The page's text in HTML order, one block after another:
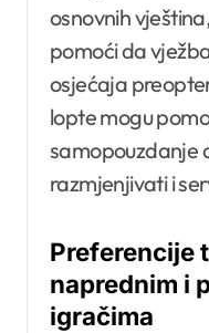
osnovnih
pomoći da
osjećaja
lopte mogu
samopouzdanje
razmjenjivati i
Preferencije
naprednim i
igračima